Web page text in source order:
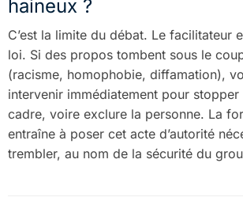
haineux ?
C’est la limite du débat. Le facilitateur
loi. Si des propos tombent sous le
(racisme, homophobie, diffamation),
intervenir immédiatement pour
cadre, voire exclure la personne. La
entraîne à poser cet acte d’autorité
trembler, au nom de la sécurité du